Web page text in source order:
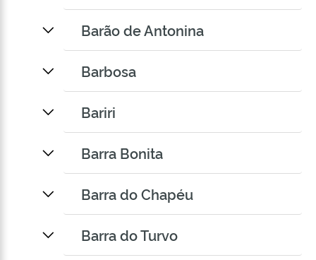
Barão de Antonina
Barbosa
Bariri
Barra Bonita
Barra do Chapéu
Barra do Turvo